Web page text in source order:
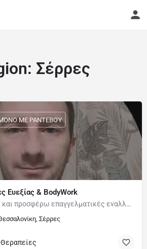
Σέρρες
Ευεξίας & BodyWork
Ονομάζομαι Γιώργος και προσφέρω επαγγελματικές εναλλακτικές συνεδρίες με Ολιστική…
Σέρρες
ΜΕ ΡΑΝΤΕΒΟΎ